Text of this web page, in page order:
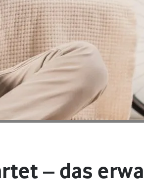
– das